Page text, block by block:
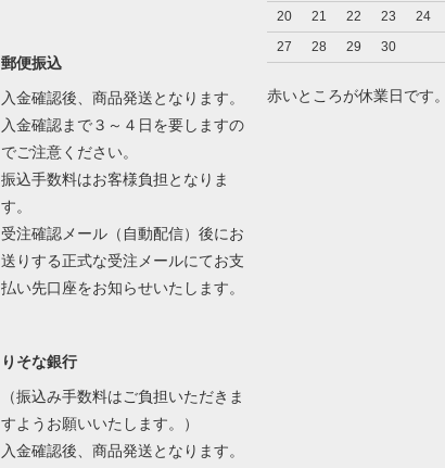
郵便振込
入金確認後、商品発送となります。
入金確認まで３～４日を要しますの
でご注意ください。
振込手数料はお客様負担となりま
す。
受注確認メール（自動配信）後にお
送りする正式な受注メールにてお支
払い先口座をお知らせいたします。
りそな銀行
（振込み手数料はご負担いただきま
すようお願いいたします。）
入金確認後、商品発送となります。
20
21 22 23 24
27
28 29 30
赤いところが休業日です。